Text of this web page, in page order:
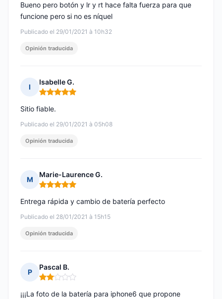
Publicado el 29/01/2021 à 10h32
Bueno pero botón y lr y rt hace falta fuerza para que
funcione pero si no es níquel
Opinión traducida
I
Isabelle G.
Nota: 5 de 5
Publicado el 29/01/2021 à 05h08
Sitio fiable.
Opinión traducida
M
Marie-Laurence G.
Nota: 5 de 5
Publicado el 28/01/2021 à 15h15
Entrega rápida y cambio de batería perfecto
Opinión traducida
P
Pascal B.
Nota: 2 de 5
¡¡¡La foto de la batería para iphone6 que propone